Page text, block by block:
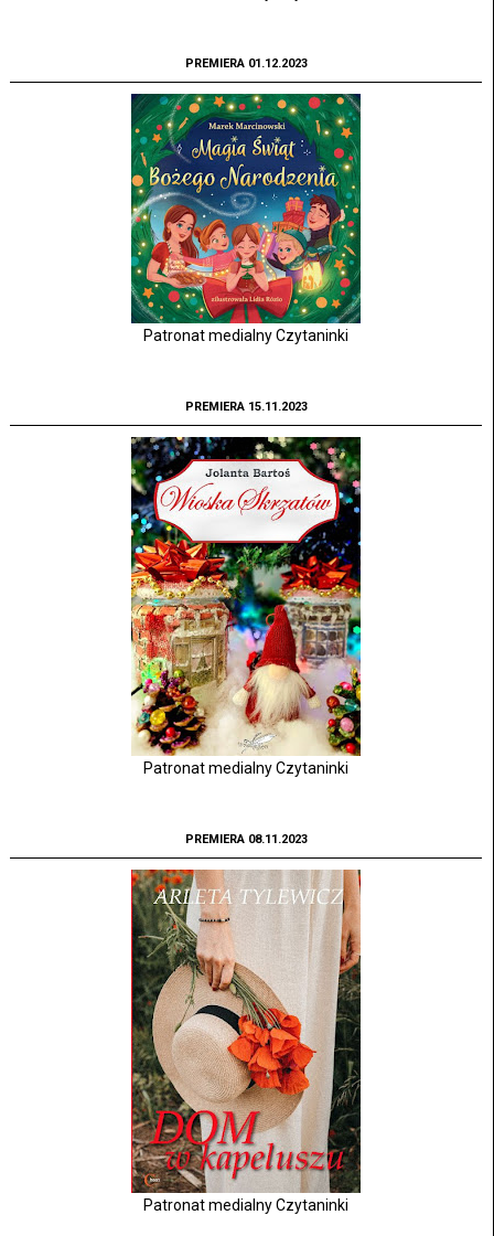
PREMIERA 01.12.2023
Patronat medialny Czytaninki
PREMIERA 15.11.2023
Patronat medialny Czytaninki
PREMIERA 08.11.2023
Patronat medialny Czytaninki